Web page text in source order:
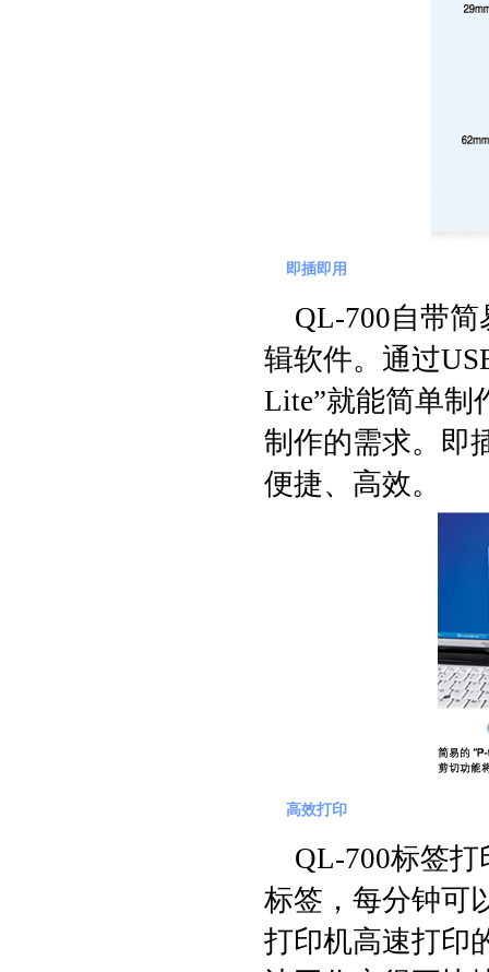
即插即用
QL-700自带
辑软件。通过
Lite”就能简单制
制作的需求。即
便捷、高效。
高效打印
QL-700标签
标签，每分钟可
打印机高速打印